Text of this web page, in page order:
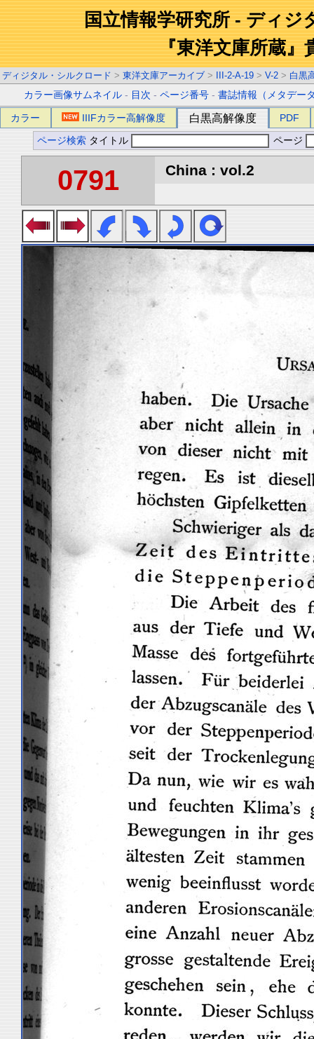
国立情報学研究所 - ディジ
『東洋文庫所蔵』
ディジタル・シルクロード > 東洋文庫アーカイブ > III-2-A-19 > V-2 > 白黒
カラー画像サムネイル - 目次 -ページ番号 -書誌情報（メタデー
カラー IIIFカラー高解像度 白黒高解像度 PDF
ページ検索 タイトル ページ
0791 China : vol.2